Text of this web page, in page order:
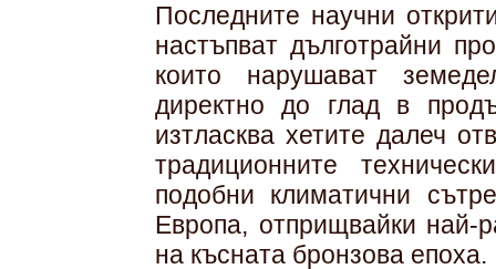
Последните научни
настъпват дълготрайни
които нарушават
директно до глад в
изтласква хетите далеч
традиционните
подобни климатични
Европа, отприщвайки най-
на късната бронзова епоха.